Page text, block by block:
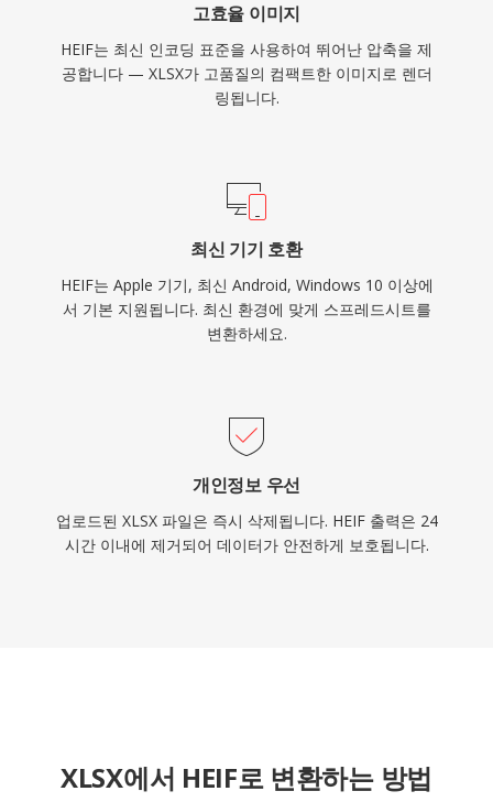
고효율 이미지
HEIF는 최신 인코딩 표준을 사용하여 뛰어난 압축을 제
공합니다 — XLSX가 고품질의 컴팩트한 이미지로 렌더
링됩니다.
최신 기기 호환
HEIF는 Apple 기기, 최신 Android, Windows 10 이상에
서 기본 지원됩니다. 최신 환경에 맞게 스프레드시트를
변환하세요.
개인정보 우선
업로드된 XLSX 파일은 즉시 삭제됩니다. HEIF 출력은 24
시간 이내에 제거되어 데이터가 안전하게 보호됩니다.
XLSX에서 HEIF로 변환하는 방법